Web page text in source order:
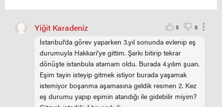
Yiğit Karadeniz 0 0
İstanbul’da görev yaparken 3.yıl sonunda evlenip eş
durumuyla Hakkari’ye gittim. Şarkı bitirip tekrar
dönüşte istanbula atamam oldu. Burada 4.yılım şuan.
Eşim tayin isteyip gitmek istiyor burada yaşamak
istemiyor boşanma aşamasına geldik resmen 2. Kez
eş durumu yapıp eşimin atandığı ile gidebilir miyim?